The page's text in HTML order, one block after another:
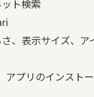
ト検索
、表示サイズ、ア
プリのインスト